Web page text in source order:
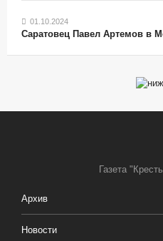
01.10.2024
Саратовец Павел Артемов в
Газета
Архив
Новости